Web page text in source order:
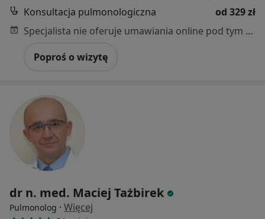
Konsultacja pulmonologiczna
od 329 zł
Specjalista nie oferuje umawiania online pod tym adresem.
Poproś o wizytę
dr n. med. Maciej Tażbirek
Pulmonolog · Więcej